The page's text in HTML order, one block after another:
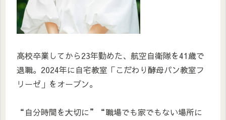
高校卒業してから23年勤めた、航空自衛隊を41歳で
退職。2024年に自宅教室「こだわり酵母パン教室フ
リーゼ」をオープン。
“自分時間を大切に”“職場でも家でもない場所に